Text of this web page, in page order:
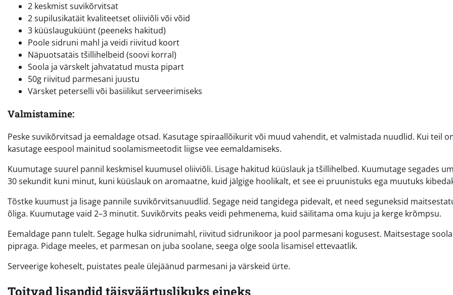
2 keskmist suvikõrvitsat
2 supilusikatäit kvaliteetset oliiviõli või võid
3 küüslauguküünt (peeneks hakitud)
Poole sidruni mahl ja veidi riivitud koort
Näpuotsatäis tšillihelbeid (soovi korral)
Soola ja värskelt jahvatatud musta pipart
50g riivitud parmesani juustu
Värsket peterselli või basiilikut serveerimiseks
Valmistamine:
Peske suvikõrvitsad ja eemaldage otsad. Kasutage spiraallõikurit või muud vahendit, et valmistada nuudlid. Kui teil
kasutage eespool mainitud soolamismeetodit liigse vee eemaldamiseks.
Kuumutage suurel pannil keskmisel kuumusel oliiviõli. Lisage hakitud küüslauk ja tšillihelbed. Kuumutage segades
30 sekundit kuni minut, kuni küüslauk on aromaatne, kuid jälgige hoolikalt, et see ei pruunistuks ega muutuks
Tõstke kuumust ja lisage pannile suvikõrvitsanuudlid. Segage neid tangidega pidevalt, et need seguneksid
õliga. Kuumutage vaid 2–3 minutit. Suvikõrvits peaks veidi pehmenema, kuid säilitama oma kuju ja kerge krõmpsu.
Eemaldage pann tulelt. Segage hulka sidrunimahl, riivitud sidrunikoor ja pool parmesani kogusest. Maitsestage
pipraga. Pidage meeles, et parmesan on juba soolane, seega olge soola lisamisel ettevaatlik.
Serveerige koheselt, puistates peale ülejäänud parmesani ja värskeid ürte.
Toitvad lisandid täisväärtuslikuks eineks